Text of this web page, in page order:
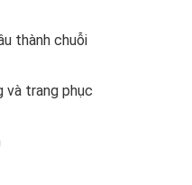
thành chuỗi
và trang phục